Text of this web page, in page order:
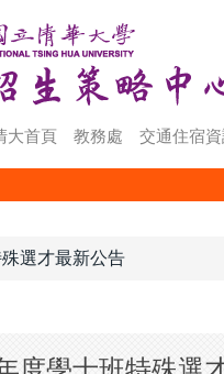
大首頁 教務處 交通住宿
選才最新公告